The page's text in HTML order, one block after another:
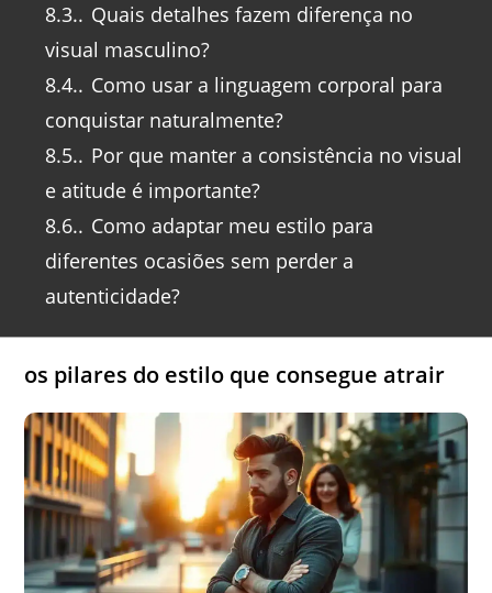
8.3. Quais detalhes fazem diferença no
visual masculino?
8.4. Como usar a linguagem corporal para
conquistar naturalmente?
8.5. Por que manter a consistência no visual
e atitude é importante?
8.6. Como adaptar meu estilo para
diferentes ocasiões sem perder a
autenticidade?
os pilares do estilo que consegue atrair